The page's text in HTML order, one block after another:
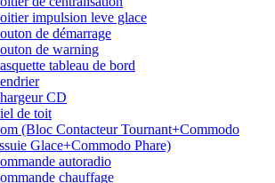
impulsion leve glace
de démarrage
de warning
tableau de bord
CD
de toit
(Bloc Contacteur Tournant+Commodo
Glace+Commodo Phare)
autoradio
chauffage